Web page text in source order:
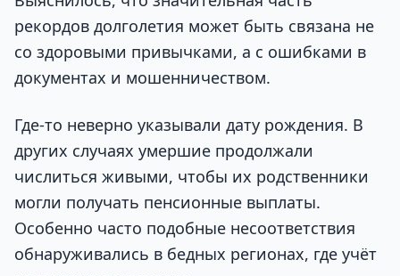
рекордов долголетия может быть связана не
со здоровыми привычками, а с ошибками в
документах и мошенничеством.
Где-то неверно указывали дату рождения. В
других случаях умершие продолжали
числиться живыми, чтобы их родственники
могли получать пенсионные выплаты.
Особенно часто подобные несоответствия
обнаруживались в бедных регионах, где учёт